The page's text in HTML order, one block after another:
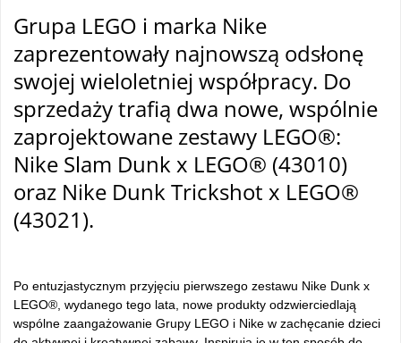
Grupa LEGO i marka Nike
zaprezentowały najnowszą odsłonę
swojej wieloletniej współpracy. Do
sprzedaży trafią dwa nowe, wspólnie
zaprojektowane zestawy LEGO®:
Nike Slam Dunk x LEGO® (43010)
oraz Nike Dunk Trickshot x LEGO®
(43021).
Po entuzjastycznym przyjęciu pierwszego zestawu Nike Dunk x
LEGO®, wydanego tego lata, nowe produkty odzwierciedlają
wspólne zaangażowanie Grupy LEGO i Nike w zachęcanie dzieci